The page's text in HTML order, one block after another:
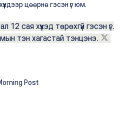
цөөрнө гэсэн үг юм.
сая хүүхэд төрөхгүй гэсэн үг.
тэн хагастай тэнцэнэ.
Post